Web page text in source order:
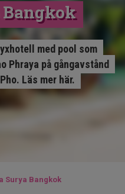
med pool som
Phraya på gångavstånd
Läs mer här.
Surya Bangkok